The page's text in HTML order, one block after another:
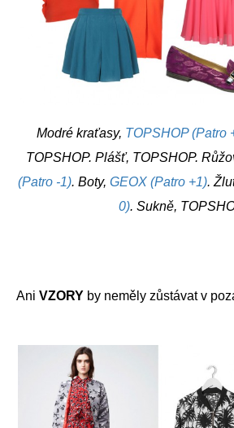
Modré kraťasy, TOPSHOP (Patro
TOPSHOP. Plášť, TOPSHOP.
(Patro -1). Boty, GEOX (Patro +1).
0). Sukně,
Ani VZORY by neměly zůstávat v